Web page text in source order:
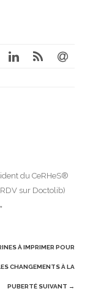
du CeRHeS®
sur Doctolib)
À IMPRIMER POUR
CHANGEMENTS À LA
PUBERTÉ SUIVANT →